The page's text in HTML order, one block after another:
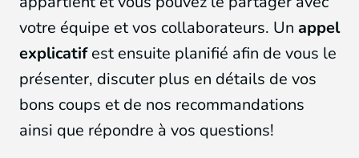
votre équipe et vos collaborateurs. Un appel
explicatifest ensuite planifié afin de vous le
présenter, discuter plus en détails de vos
bons coups et de nos recommandations
ainsi que répondre à vos questions!